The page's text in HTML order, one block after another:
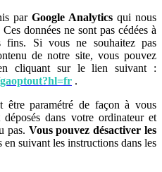
par Google Analytics qui nous
données ne sont pas cédées à
fins. Si vous ne souhaitez pas
de notre site, vous pouvez
cliquant sur le lien suivant :
.
être paramétré de façon à vous
dans votre ordinateur et
pas. Vous pouvez désactiver les
en suivant les instructions dans les